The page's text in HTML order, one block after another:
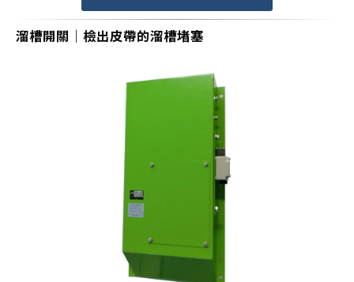
溜槽開關｜檢出皮帶的溜槽堵塞